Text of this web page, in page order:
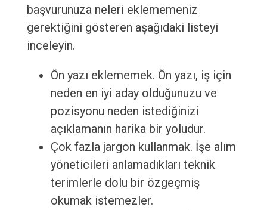
başvurunuza neleri eklememeniz
gerektiğini gösteren aşağıdaki listeyi
inceleyin.
Ön yazı eklememek. Ön yazı, iş için
neden en iyi aday olduğunuzu ve
pozisyonu neden istediğinizi
açıklamanın harika bir yoludur.
Çok fazla jargon kullanmak. İşe alım
yöneticileri anlamadıkları teknik
terimlerle dolu bir özgeçmiş
okumak istemezler.